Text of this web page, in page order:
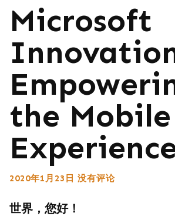
Microsoft
the Mobile
2020年1月23日 没有评论
世界，您好！